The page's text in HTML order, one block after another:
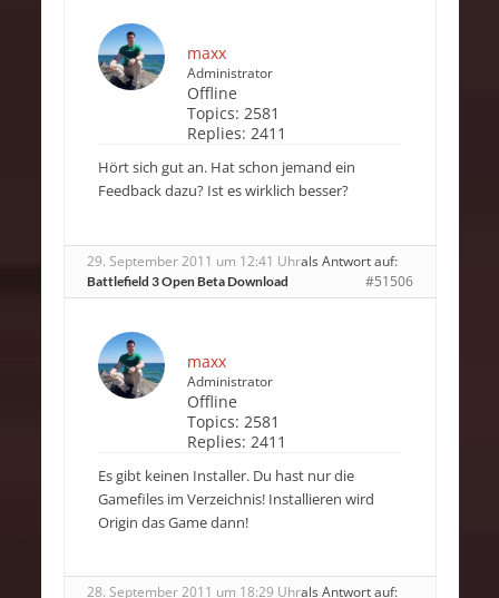
maxx
Administrator
Offline
Topics: 2581
Replies: 2411
Hört sich gut an. Hat schon jemand ein
Feedback dazu? Ist es wirklich besser?
29. September 2011 um 12:41 Uhrals Antwort auf:
Battlefield 3 Open Beta Download #51506
maxx
Administrator
Offline
Topics: 2581
Replies: 2411
Es gibt keinen Installer. Du hast nur die
Gamefiles im Verzeichnis! Installieren wird
Origin das Game dann!
28. September 2011 um 18:29 Uhrals Antwort auf: